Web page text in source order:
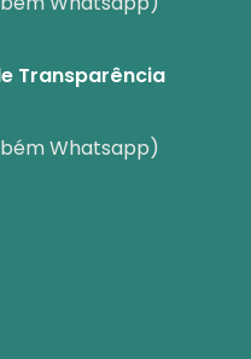
Transparência
Whatsapp)